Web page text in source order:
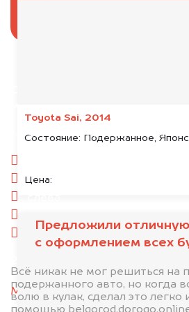
Toyota Sai, 2014
Состояние: Подержанное,
Цена:
Предложили
с оформлением всех
Всё никак не мог решиться на
подержанного авто, но когда
волю в кулак, сделал это легко
помощью
1. Сфотографируйте машину:
сзади
салон
+79584983298 по WhatsApp*,
MAX
или на электронную почту
info@dorogo.online